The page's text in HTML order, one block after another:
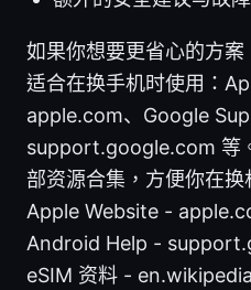
如果你想要更省心的方案
适合在换手机时使用：
apple.com、Google
support.google.com 等
部资源合集，方便你在换
Apple Website -
Android Help -
eSIM 资料 -